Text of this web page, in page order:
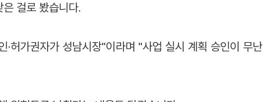
걸로 봤습니다.
허가권자가 성남시장"이라며 "사업 실시 계획 승인이 무난